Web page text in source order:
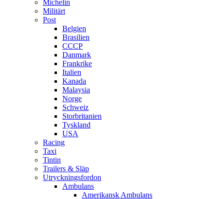
Michelin
Militärt
Post
Belgien
Brasilien
CCCP
Danmark
Frankrike
Italien
Kanada
Malaysia
Norge
Schweiz
Storbritanien
Tyskland
USA
Racing
Taxi
Tintin
Trailers & Släp
Utryckningsfordon
Ambulans
Amerikansk Ambulans